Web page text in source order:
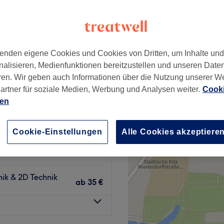
Berlin
Berlin
Technik
110 €
& 2D Technik
ab 35 €
+
eigene Cookies und Cookies von Dritten, um Inhalte
Medienfunktionen bereitzustellen und unseren
Wir geben auch Informationen über die Nutzung unserer
für soziale Medien, Werbung und Analysen weiter.
Cookie-Einstellungen Alle Cookies akzeptieren